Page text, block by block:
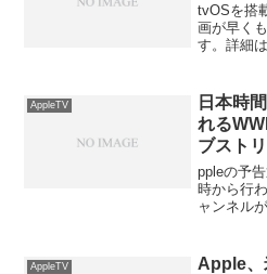
tvOSを搭
画が早く
す。詳細
AppleTV
日本時
れる
ブスト
ppleの予
時から行
ャンネル
AppleTV
Apple